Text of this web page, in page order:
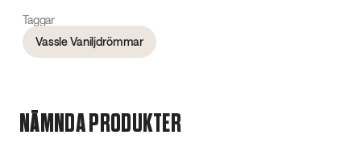
Taggar
Vassle Vaniljdrömmar
NÄMNDA PRODUKTER